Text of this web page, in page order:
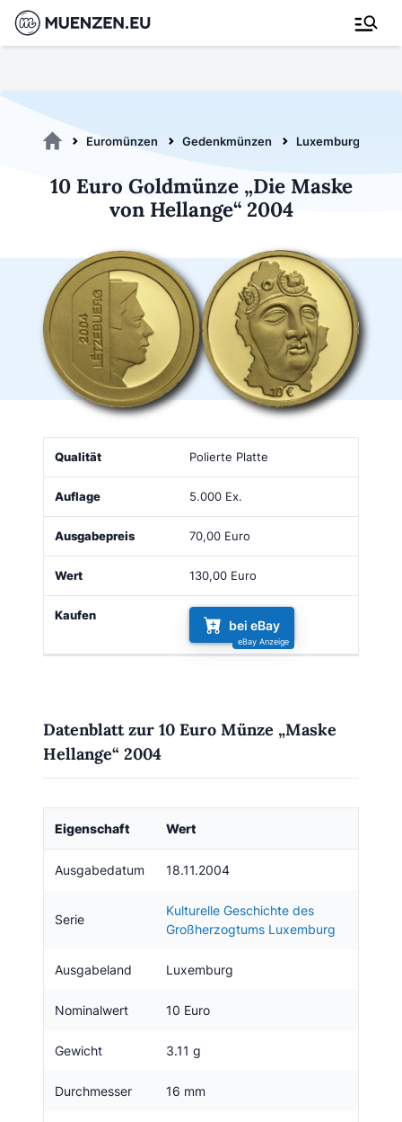
Euromünzen Gedenkmünzen Luxemburg 2004
10 Euro Goldmünze „Die Maske
von Hellange“ 2004
Qualität Ausgabepreis
Polierte Platte
5.000 Ex.
70,00 Euro
130,00 Euro
bei eBay
Datenblatt zur 10 Euro Münze „Maske
Hellange“ 2004
Eigenschaft Wert
Ausgabedatum 18.11.2004
Serie
Kulturelle Geschichte des
Großherzogtums Luxemburg
Ausgabeland Luxemburg
Nominalwert 10 Euro
Gewicht 3.11 g
Durchmesser 16 mm